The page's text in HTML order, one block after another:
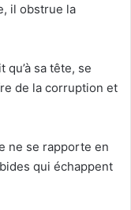
il obstrue la
qu’à sa tête, se
de la corruption et
ne se rapporte en
qui échappent